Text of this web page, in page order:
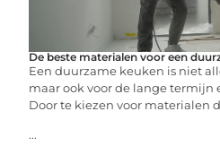
De beste materialen voor een
Een duurzame keuken is niet
maar ook voor de lange termijn
Door te kiezen voor materialen
...